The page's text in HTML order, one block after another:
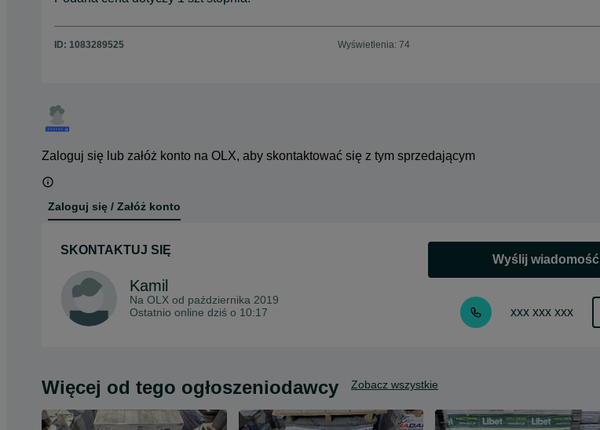
ID: 1083289525 Wyświetlenia: 74
Zaloguj się lub załóż konto na OLX, aby skontaktować się z tym sprzedającym
Zaloguj się / Załóż konto
SKONTAKTUJ SIĘ
Kamil
Na OLX od października 2019
Ostatnio online dziś o 10:17
Wyślij wiadomość
xxx xxx xxx
Więcej od tego ogłoszeniodawcy Zobacz wszystkie